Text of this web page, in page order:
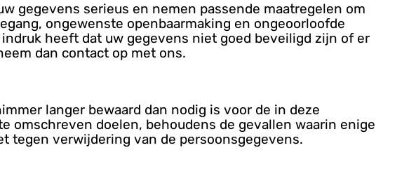
gegevens serieus en nemen passende maatregelen om
ongewenste openbaarmaking en ongeoorloofde
heeft dat uw gegevens niet goed beveiligd zijn of er
dan contact op met ons.
langer bewaard dan nodig is voor de in deze
omschreven doelen, behoudens de gevallen waarin enige
tegen verwijdering van de persoonsgegevens.